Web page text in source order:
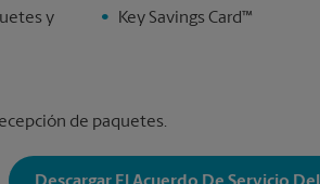
y
•
Key Savings Card™
de paquetes.